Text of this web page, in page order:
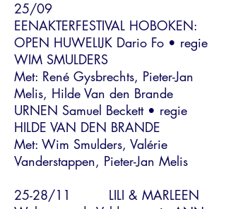
25/09
EENAKTERFESTIVAL HOBOKEN:
OPEN HUWELIJK Dario Fo • regie
WIM SMULDERS
Met: René Gysbrechts, Pieter-Jan
Melis, Hilde Van den Brande
URNEN Samuel Beckett • regie
HILDE VAN DEN BRANDE
Met: Wim Smulders, Valérie
Vanderstappen, Pieter-Jan Melis
25-28/11 LILI & MARLEEN